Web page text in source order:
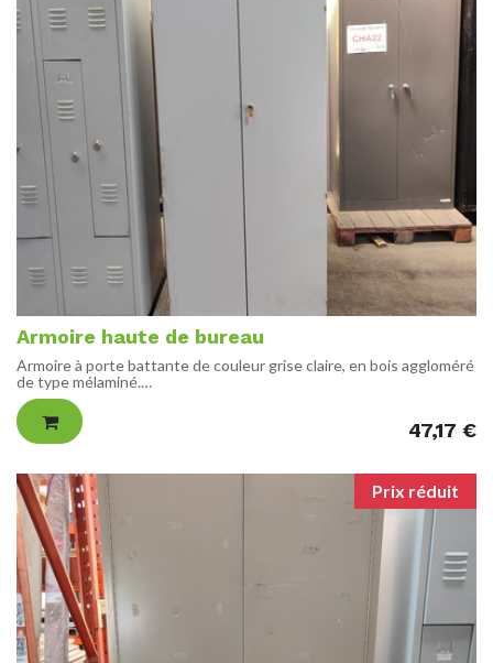
Armoire haute de bureau
Armoire à porte battante de couleur grise claire, en bois aggloméré
de type mélaminé.
Vendue avec clés.
DIMENSIONS
H223 L87 P43 cm
ETAT
Bon état de fonctionnement, possibles traces d'usures visibles.
POIDS
88 kg
47,17 €
Prix réduit